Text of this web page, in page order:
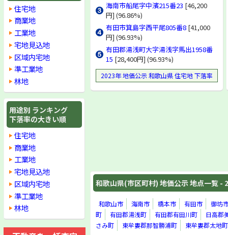
海南市船尾字中濱215番23 [46,200
円] (96.86%)
有田市箕島字西平尾805番8 [41,000
円] (96.93%)
有田郡湯浅町大字湯浅字馬出1958番
15 [28,400円] (96.93%)
2023年 地価公示 和歌山県 住宅地 下落率
和歌山県(市区町村) 地価公示 地点一覧 -
和歌山市 海南市 橋本市 有田市
御坊
町
有田郡湯浅町 有田郡有田川町
日高郡
さみ町
東牟婁郡那智勝浦町 東牟婁郡太地町
住宅地
商業地
工業地
宅地見込地
区域内宅地
準工業地
林地
用途別 ランキング
下落率の大きい順
住宅地
商業地
工業地
宅地見込地
区域内宅地
準工業地
林地